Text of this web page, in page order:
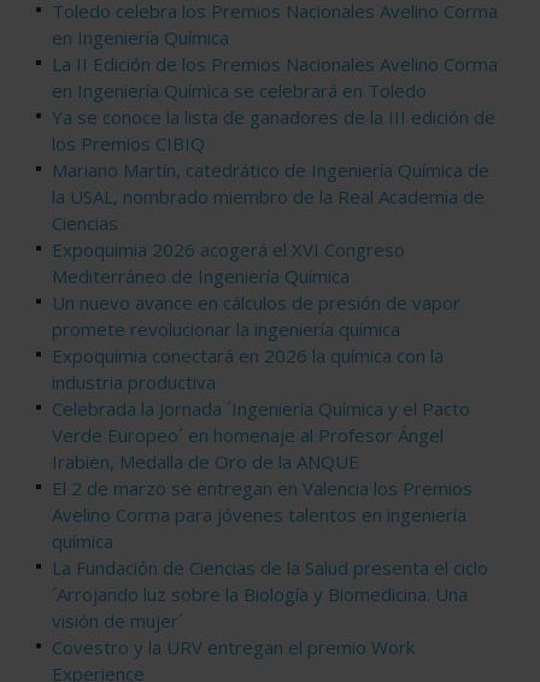
Toledo celebra los Premios Nacionales Avelino Corma
en Ingeniería Química
La II Edición de los Premios Nacionales Avelino Corma
en Ingeniería Química se celebrará en Toledo
Ya se conoce la lista de ganadores de la III edición de
los Premios CIBIQ
Mariano Martín, catedrático de Ingeniería Química de
la USAL, nombrado miembro de la Real Academia de
Ciencias
Expoquimia 2026 acogerá el XVI Congreso
Mediterráneo de Ingeniería Química
Un nuevo avance en cálculos de presión de vapor
promete revolucionar la ingeniería química
Expoquimia conectará en 2026 la química con la
industria productiva
Celebrada la Jornada ´Ingeniería Química y el Pacto
Verde Europeo´ en homenaje al Profesor Ángel
Irabien, Medalla de Oro de la ANQUE
El 2 de marzo se entregan en Valencia los Premios
Avelino Corma para jóvenes talentos en ingeniería
química
La Fundación de Ciencias de la Salud presenta el ciclo
´Arrojando luz sobre la Biología y Biomedicina. Una
visión de mujer´
Covestro y la URV entregan el premio Work
Experience